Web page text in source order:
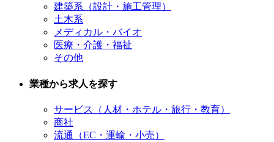
建築系（設計・施工管理）
土木系
メディカル・バイオ
医療・介護・福祉
その他
業種から求人を探す
サービス（人材・ホテル・旅行・教育）
商社
流通（EC・運輸・小売）